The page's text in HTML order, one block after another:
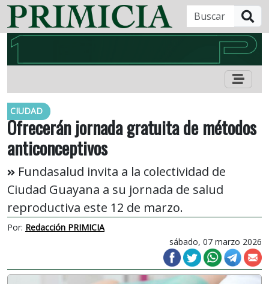
CIUDAD
Ofrecerán jornada gratuita de métodos
anticonceptivos
Fundasalud invita a la colectividad de
Ciudad Guayana a su jornada de salud
reproductiva este 12 de marzo.
Por: Redacción PRIMICIA
sábado, 07 marzo 2026